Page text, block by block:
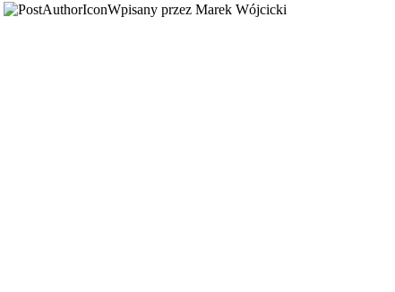
Wpisany przez Marek Wójcicki